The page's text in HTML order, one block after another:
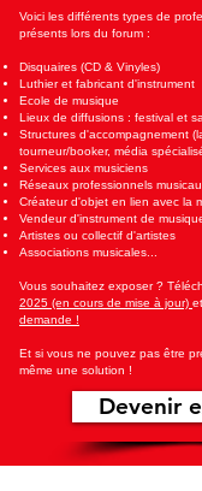
Voici les différents types de
présents lors du forum :
Disquaires (CD & Vinyles)
Luthier et fabricant d'instrument
Ecole de musique
Lieux de diffusions : festival et
Structures d'accompagnement
tourneur/booker, média
Services aux musiciens
Réseaux professionnels
Créateur d'objet en lien avec la
Vendeur d'instrument de
Artistes ou collectif d'artistes
Associations musicales...
Vous souhaitez exposer ?
2025 (en cours de mise à jour)
demande !
Et si vous ne pouvez pas être
même une solution !
Devenir